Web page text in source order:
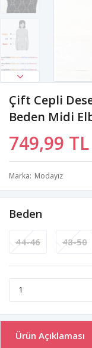
Çift Cepli
Beden Midi
749,99 TL
Marka Modayız
Beden
44-46 48-50
Ürün Açıklaması